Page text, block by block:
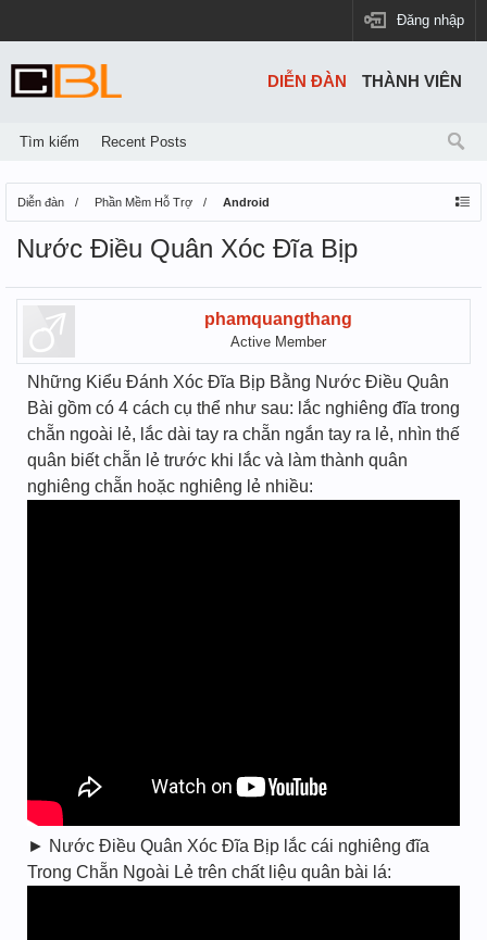
Đăng nhập
Diễn đàn Phần Mềm Hỗ Trợ Android
Nước Điều Quân Xóc Đĩa Bịp
phamquangthang
Active Member
Những Kiểu Đánh Xóc Đĩa Bịp Bằng Nước Điều Quân
Bài gồm có 4 cách cụ thể như sau: lắc nghiêng đĩa trong
chẵn ngoài lẻ, lắc dài tay ra chẵn ngắn tay ra lẻ, nhìn thế
quân biết chẵn lẻ trước khi lắc và làm thành quân
nghiêng chẵn hoặc nghiêng lẻ nhiều:
► Nước Điều Quân Xóc Đĩa Bịp lắc cái nghiêng đĩa
Trong Chẵn Ngoài Lẻ trên chất liệu quân bài lá:
DIỄN ĐÀN
Tìm kiếm Recent Posts
THÀNH VIÊN